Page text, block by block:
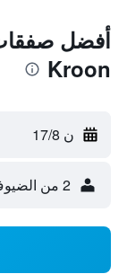
Kroon
ن 17/8
2 من الضيوف، غرفة واحدة